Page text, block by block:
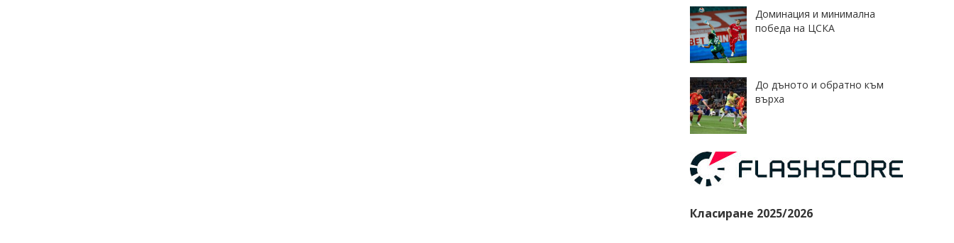
Доминация и минимална
победа на ЦСКА
До дъното и обратно към
върха
Класиране 2025/2026